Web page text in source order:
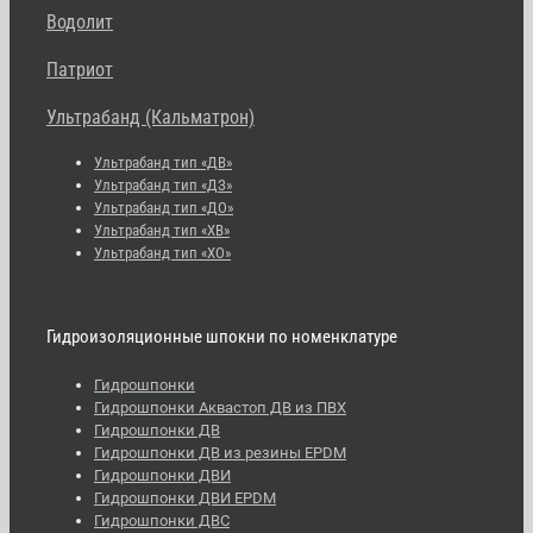
Водолит
Патриот
Ультрабанд (Кальматрон)
Ультрабанд тип «ДВ»
Ультрабанд тип «ДЗ»
Ультрабанд тип «ДО»
Ультрабанд тип «ХВ»
Ультрабанд тип «ХО»
Гидроизоляционные шпокни по номенклатуре
Гидрошпонки
Гидрошпонки Аквастоп ДВ из ПВХ
Гидрошпонки ДВ
Гидрошпонки ДВ из резины EPDM
Гидрошпонки ДВИ
Гидрошпонки ДВИ EPDM
Гидрошпонки ДВС